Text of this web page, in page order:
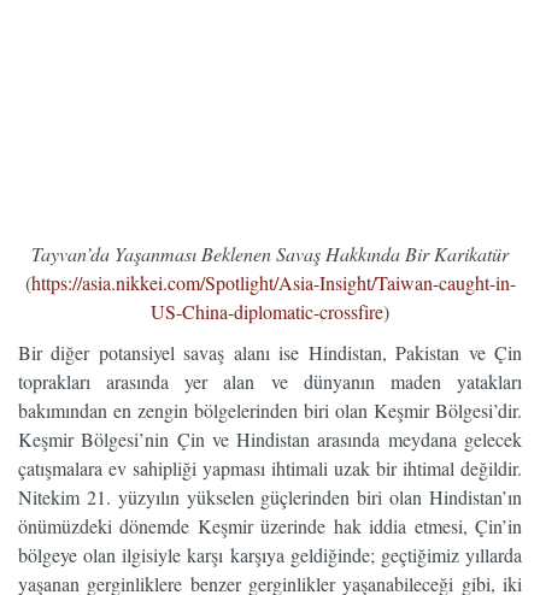
Tayvan’da Yaşanması Beklenen Savaş Hakkında Bir Karikatür
(https://asia.nikkei.com/Spotlight/Asia-Insight/Taiwan-caught-in-
US-China-diplomatic-crossfire)
Bir diğer potansiyel savaş alanı ise Hindistan, Pakistan ve Çin
toprakları arasında yer alan ve dünyanın maden yatakları
bakımından en zengin bölgelerinden biri olan Keşmir Bölgesi’dir.
Keşmir Bölgesi’nin Çin ve Hindistan arasında meydana gelecek
çatışmalara ev sahipliği yapması ihtimali uzak bir ihtimal değildir.
Nitekim 21. yüzyılın yükselen güçlerinden biri olan Hindistan’ın
önümüzdeki dönemde Keşmir üzerinde hak iddia etmesi, Çin’in
bölgeye olan ilgisiyle karşı karşıya geldiğinde; geçtiğimiz yıllarda
yaşanan gerginliklere benzer gerginlikler yaşanabileceği gibi, iki